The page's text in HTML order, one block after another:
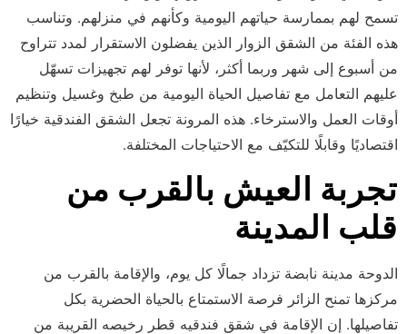
تسمح لهم بممارسة حياتهم اليومية وكأنهم في منزلهم. وتناسب
هذه الفئة من الشقق الزوار الذين يفضلون الاستقرار لمدد تتراوح
من أسبوع إلى شهر وربما أكثر، لأنها توفر لهم تجهيزات تسهّل
عليهم التعامل مع تفاصيل الحياة اليومية من طبخ وغسيل وتنظيم
أوقات العمل والاسترخاء. هذه المرونة تجعل الشقق الفندقية خيارًا
اقتصاديًا وقابلًا للتكيّف مع الاحتياجات المختلفة.
تجربة العيش بالقرب من
قلب المدينة
الدوحة مدينة نابضة تزداد جمالًا كل يوم، والإقامة بالقرب من
مركزها تمنح الزائر فرصة الاستمتاع بالحياة الحضرية بكل
تفاصيلها. إن الإقامة في شقق فندقيه قطر رخيصه القريبة من